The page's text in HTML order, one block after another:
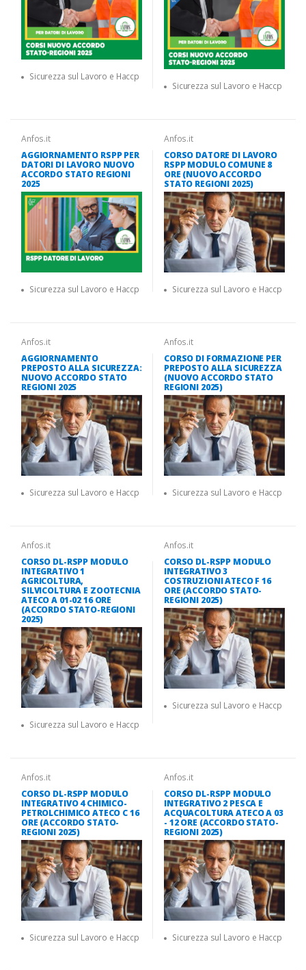
Sicurezza sul Lavoro e Haccp
Sicurezza sul Lavoro e Haccp
Anfos.it
AGGIORNAMENTO RSPP PER
DATORI DI LAVORO NUOVO
ACCORDO STATO REGIONI
2025
Sicurezza sul Lavoro e Haccp
Anfos.it
CORSO DATORE DI LAVORO
RSPP MODULO COMUNE 8
ORE (NUOVO ACCORDO
STATO REGIONI 2025)
Sicurezza sul Lavoro e Haccp
Anfos.it
AGGIORNAMENTO
PREPOSTO ALLA SICUREZZA:
NUOVO ACCORDO STATO
REGIONI 2025
Sicurezza sul Lavoro e Haccp
Anfos.it
CORSO DI FORMAZIONE PER
PREPOSTO ALLA SICUREZZA
(NUOVO ACCORDO STATO
REGIONI 2025)
Sicurezza sul Lavoro e Haccp
Anfos.it
CORSO DL-RSPP MODULO
INTEGRATIVO 1
AGRICOLTURA,
SILVICOLTURA E ZOOTECNIA
ATECO A 01-02 16 ORE
(ACCORDO STATO-REGIONI
2025)
Sicurezza sul Lavoro e Haccp
Anfos.it
CORSO DL-RSPP MODULO
INTEGRATIVO 3
COSTRUZIONI ATECO F 16
ORE (ACCORDO STATO-
REGIONI 2025)
Sicurezza sul Lavoro e Haccp
Anfos.it
CORSO DL-RSPP MODULO
INTEGRATIVO 4 CHIMICO-
PETROLCHIMICO ATECO C 16
ORE (ACCORDO STATO-
REGIONI 2025)
Sicurezza sul Lavoro e Haccp
Anfos.it
CORSO DL-RSPP MODULO
INTEGRATIVO 2 PESCA E
ACQUACOLTURA ATECO A 03
- 12 ORE (ACCORDO STATO-
REGIONI 2025)
Sicurezza sul Lavoro e Haccp